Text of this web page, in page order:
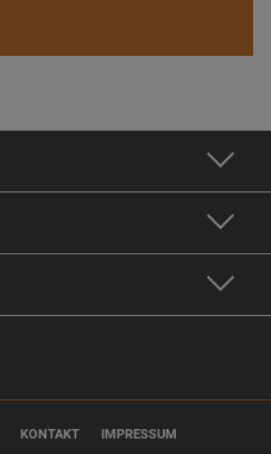
KONTAKT IMPRESSUM